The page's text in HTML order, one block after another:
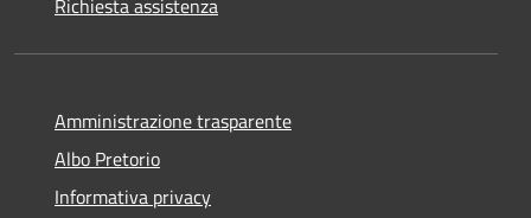
Amministrazione trasparente
Albo Pretorio
Informativa privacy